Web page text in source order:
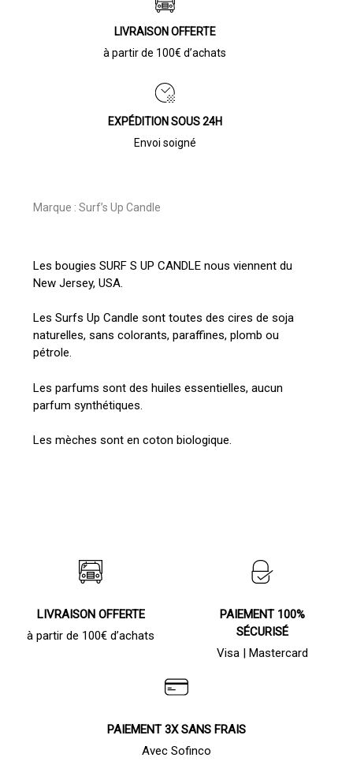
LIVRAISON OFFERTE
à partir de 100€ d’achats
EXPÉDITION SOUS 24H
Envoi soigné
Marque : Surf’s Up Candle
Les bougies SURF S UP CANDLE nous viennent du
New Jersey, USA.
Les Surfs Up Candle sont toutes des cires de soja
naturelles, sans colorants, paraffines, plomb ou
pétrole.
Les parfums sont des huiles essentielles, aucun
parfum synthétiques.
Les mèches sont en coton biologique.
LIVRAISON OFFERTE
à partir de 100€ d’achats
PAIEMENT 100%
SÉCURISÉ
Visa | Mastercard
PAIEMENT 3X SANS FRAIS
Avec Sofinco